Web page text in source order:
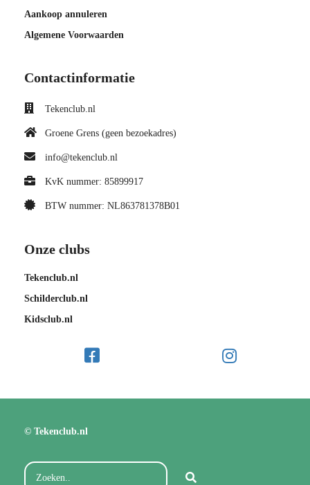
Aankoop annuleren
Algemene Voorwaarden
Contactinformatie
Tekenclub.nl
Groene Grens (geen bezoekadres)
info@tekenclub.nl
KvK nummer: 85899917
BTW nummer: NL863781378B01
Onze clubs
Tekenclub.nl
Schilderclub.nl
Kidsclub.nl
© Tekenclub.nl